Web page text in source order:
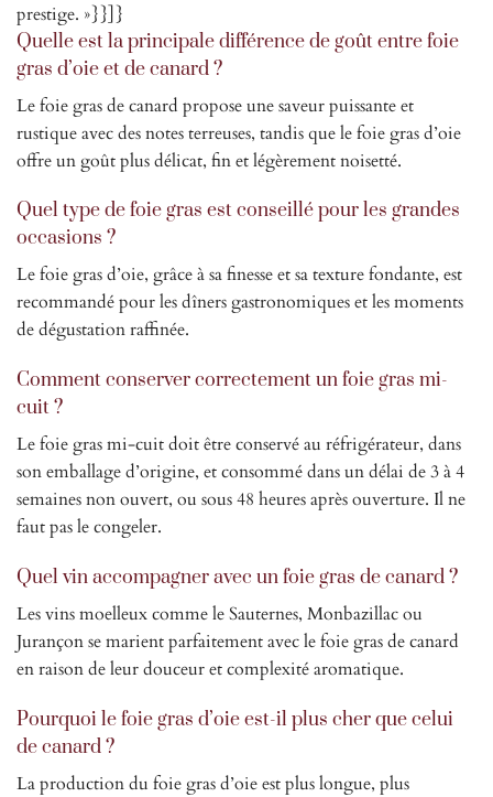
prestige. »}}]}
Quelle est la principale différence de goût entre foie
gras d’oie et de canard ?
Le foie gras de canard propose une saveur puissante et
rustique avec des notes terreuses, tandis que le foie gras d’oie
offre un goût plus délicat, fin et légèrement noisetté.
Quel type de foie gras est conseillé pour les grandes
occasions ?
Le foie gras d’oie, grâce à sa finesse et sa texture fondante, est
recommandé pour les dîners gastronomiques et les moments
de dégustation raffinée.
Comment conserver correctement un foie gras mi-
cuit ?
Le foie gras mi-cuit doit être conservé au réfrigérateur, dans
son emballage d’origine, et consommé dans un délai de 3 à 4
semaines non ouvert, ou sous 48 heures après ouverture. Il ne
faut pas le congeler.
Quel vin accompagner avec un foie gras de canard ?
Les vins moelleux comme le Sauternes, Monbazillac ou
Jurançon se marient parfaitement avec le foie gras de canard
en raison de leur douceur et complexité aromatique.
Pourquoi le foie gras d’oie est-il plus cher que celui
de canard ?
La production du foie gras d’oie est plus longue, plus